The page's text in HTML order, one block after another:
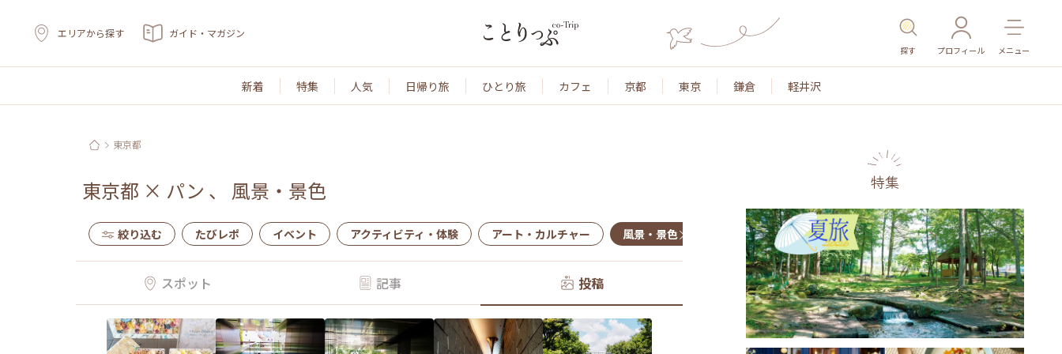
エリアから探す ガイド・マガジン
探す プロフィール メニュー
新着 特集 人気 日帰り旅 ひとり旅 カフェ 京都 東京 鎌倉 軽井沢
東京都
東京都 × パン 、 風景・景色
絞り込む たびレポ イベント アクティビティ・体験 アート・カルチャー 風景・景色 名所・旧跡 温泉・スパ その他施設 ごはん
スポット 記事 投稿
特集